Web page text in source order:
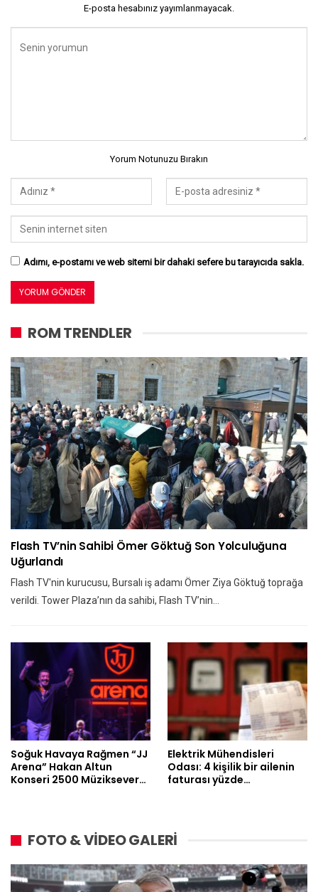
E-posta hesabınız yayımlanmayacak.
Yorum Notunuzu Bırakın
Adımı, e-postamı ve web sitemi bir dahaki sefere bu tarayıcıda sakla.
ROM TRENDLER
Flash TV’nin Sahibi Ömer Göktuğ Son Yolculuğuna
Uğurlandı
Flash TV'nin kurucusu, Bursalı iş adamı Ömer Ziya Göktuğ toprağa
verildi. Tower Plaza’nın da sahibi, Flash TV’nin…
Soğuk Havaya Rağmen “JJ
Arena” Hakan Altun
Konseri 2500 Müziksever…
Elektrik Mühendisleri
Odası: 4 kişilik bir ailenin
faturası yüzde…
FOTO & VİDEO GALERİ